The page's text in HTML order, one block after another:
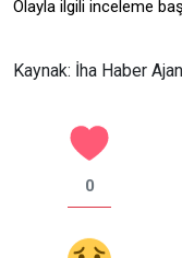
Olayla ilgili inceleme
Kaynak: İha Haber
0